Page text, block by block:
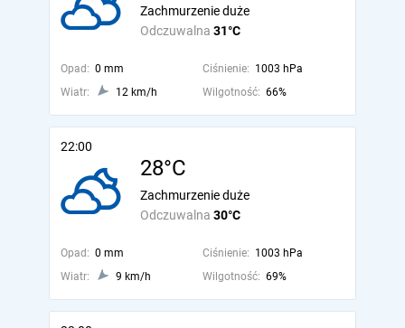
Odczuwalna 31°C
Zachmurzenie duże
Opad: 0 mm Ciśnienie: 1003 hPa
Wiatr:
12 km/h Wilgotność: 66%
22:00
28°C
Odczuwalna 30°C
Zachmurzenie duże
Opad: 0 mm Ciśnienie: 1003 hPa
Wiatr:
9 km/h Wilgotność: 69%